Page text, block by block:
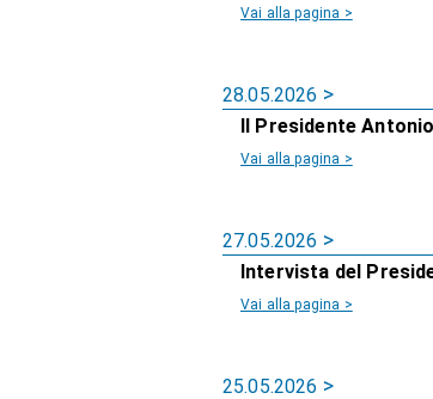
Vai alla pagina >
28.05.2026
Il Presidente
Vai alla pagina >
27.05.2026
Intervista del
Vai alla pagina >
25.05.2026